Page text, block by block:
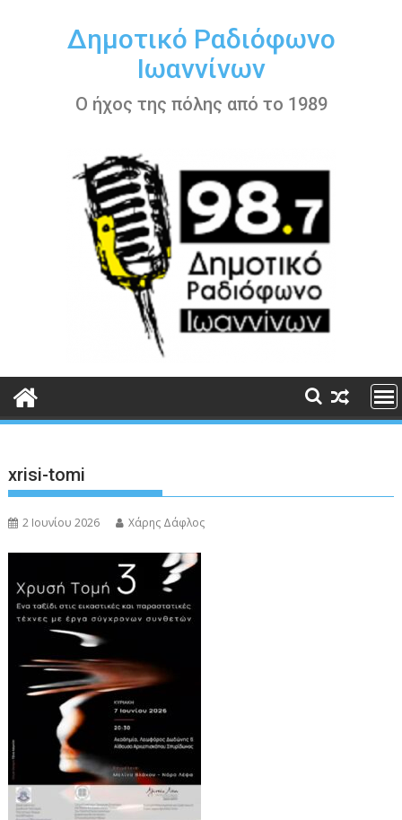
περιεχόμενοΔημοτικό Ραδιόφωνο
Ιωαννίνων
Ο ήχος της πόλης από το 1989
xrisi-tomi
2 Ιουνίου 2026 Χάρης Δάφλος